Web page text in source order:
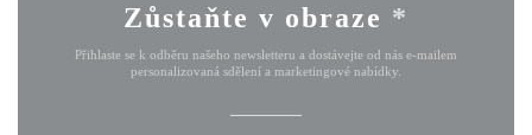
Zůstaňte v obraze *
Přihlaste se k odběru našeho newsletteru a dostávejte od nás e-mailem
personalizovaná sdělení a marketingové nabídky.